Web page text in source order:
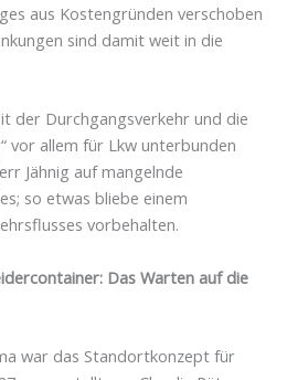
aus Kostengründen verschoben
sind damit weit in die
der Durchgangsverkehr und die
vor allem für Lkw unterbunden
Jähnig auf mangelnde
so etwas bliebe einem
vorbehalten.
Das Warten auf die
war das Standortkonzept für